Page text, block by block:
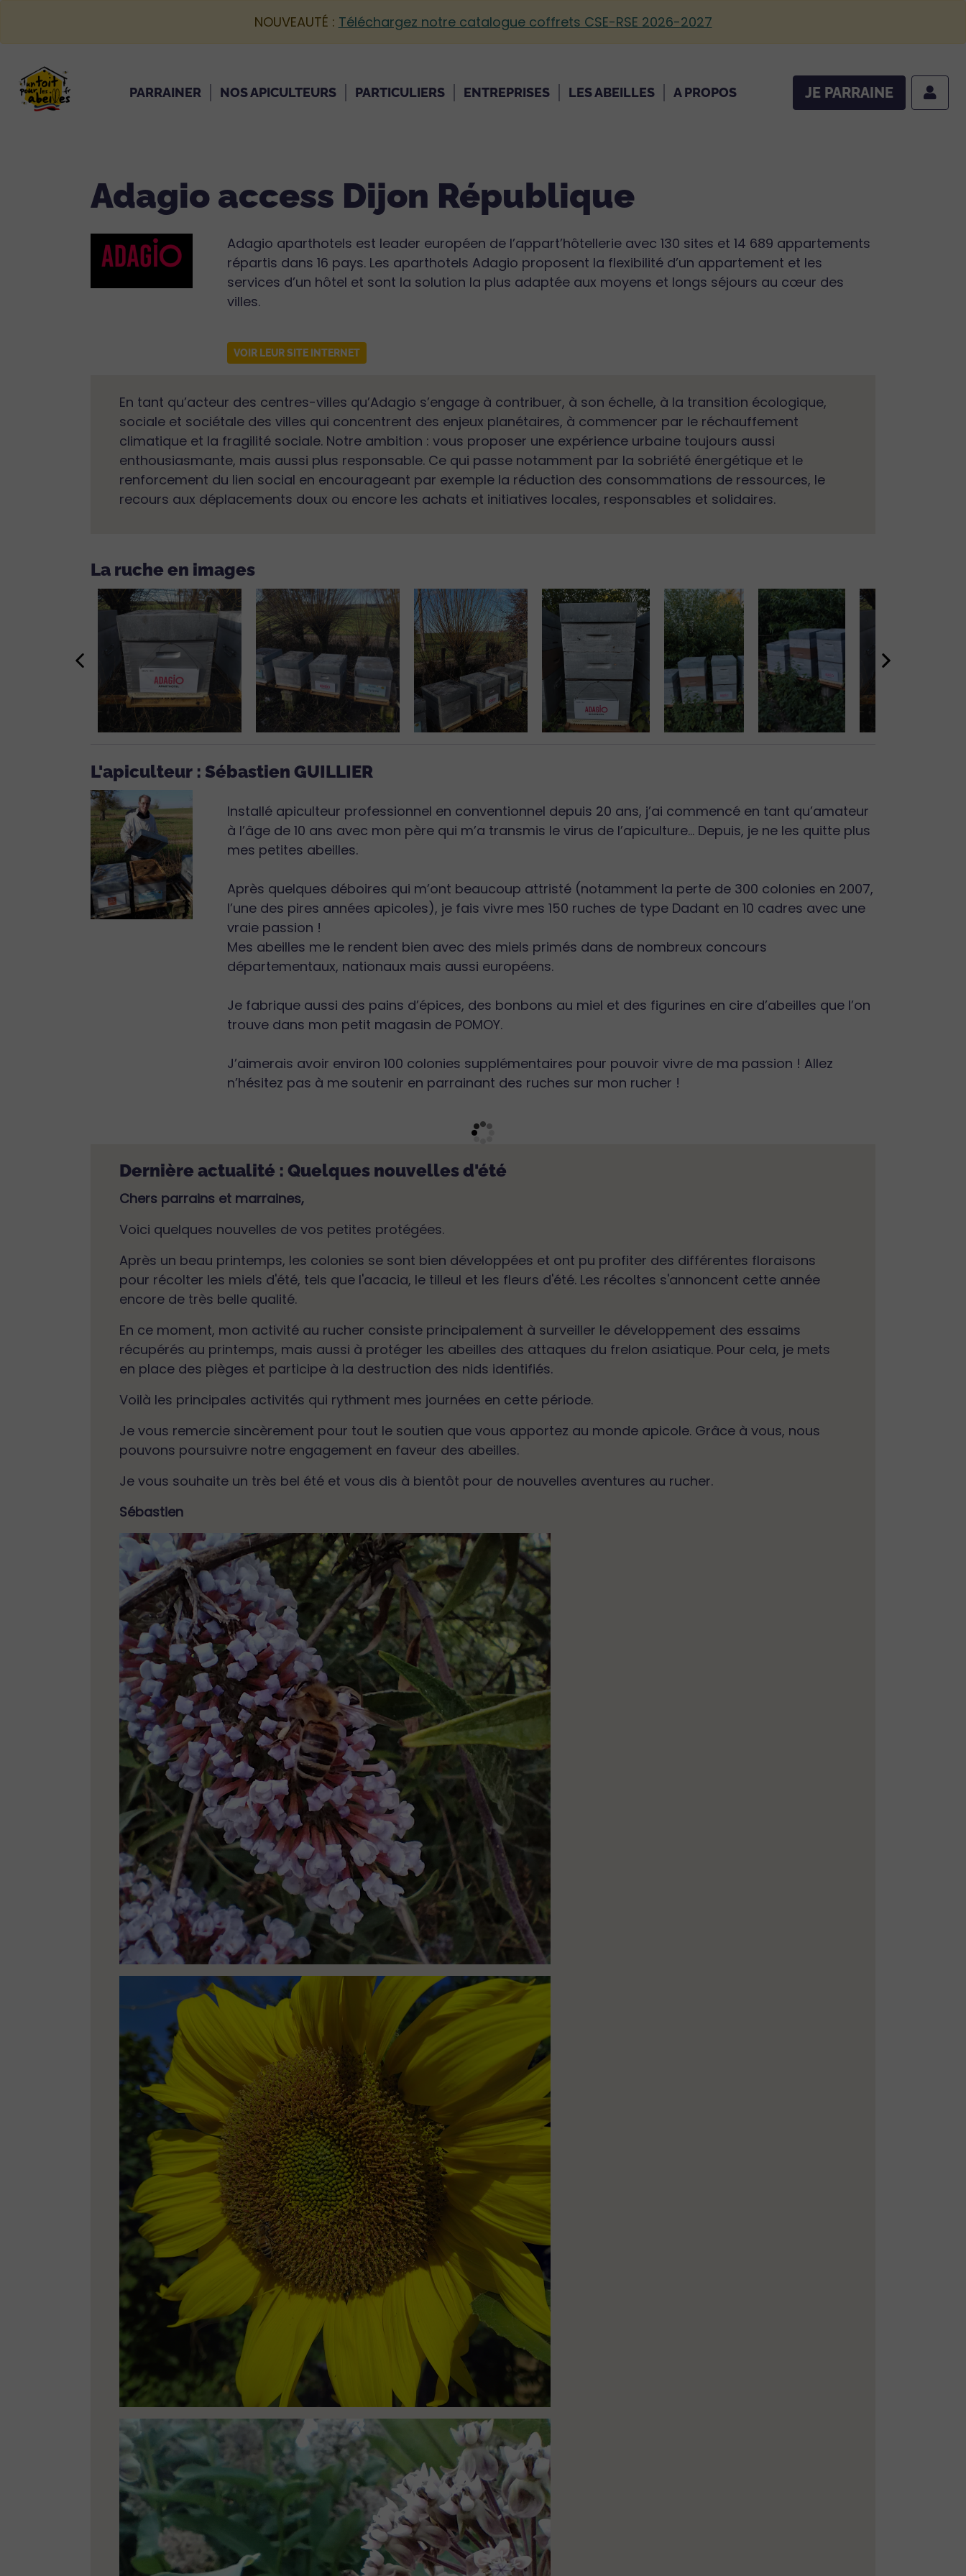
NOUVEAUTÉ : Téléchargez notre catalogue coffrets CSE-RSE 2026-2027
PARRAINER NOS APICULTEURS PARTICULIERS ENTREPRISES LES ABEILLES A PROPOS JE PARRAINE
Adagio access Dijon République
Adagio aparthotels est leader européen de l’appart’hôtellerie avec 130 sites et 14 689 appartements
répartis dans 16 pays. Les aparthotels Adagio proposent la flexibilité d’un appartement et les
services d’un hôtel et sont la solution la plus adaptée aux moyens et longs séjours au cœur des
villes.
VOIR LEUR SITE INTERNET
En tant qu’acteur des centres-villes qu’Adagio s’engage à contribuer, à son échelle, à la transition écologique,
sociale et sociétale des villes qui concentrent des enjeux planétaires, à commencer par le réchauffement
climatique et la fragilité sociale. Notre ambition : vous proposer une expérience urbaine toujours aussi
enthousiasmante, mais aussi plus responsable. Ce qui passe notamment par la sobriété énergétique et le
renforcement du lien social en encourageant par exemple la réduction des consommations de ressources, le
recours aux déplacements doux ou encore les achats et initiatives locales, responsables et solidaires.
La ruche en images
L'apiculteur : Sébastien GUILLIER
Installé apiculteur professionnel en conventionnel depuis 20 ans, j’ai commencé en tant qu’amateur
à l’âge de 10 ans avec mon père qui m’a transmis le virus de l’apiculture… Depuis, je ne les quitte plus
mes petites abeilles.
Après quelques déboires qui m’ont beaucoup attristé (notamment la perte de 300 colonies en 2007,
l’une des pires années apicoles), je fais vivre mes 150 ruches de type Dadant en 10 cadres avec une
vraie passion !
Mes abeilles me le rendent bien avec des miels primés dans de nombreux concours
départementaux, nationaux mais aussi européens.
Je fabrique aussi des pains d’épices, des bonbons au miel et des figurines en cire d’abeilles que l’on
trouve dans mon petit magasin de POMOY.
J’aimerais avoir environ 100 colonies supplémentaires pour pouvoir vivre de ma passion ! Allez
n’hésitez pas à me soutenir en parrainant des ruches sur mon rucher !
Dernière actualité : Quelques nouvelles d'été
Chers parrains et marraines,
Voici quelques nouvelles de vos petites protégées.
Après un beau printemps, les colonies se sont bien développées et ont pu profiter des différentes floraisons
pour récolter les miels d'été, tels que l'acacia, le tilleul et les fleurs d'été. Les récoltes s'annoncent cette année
encore de très belle qualité.
En ce moment, mon activité au rucher consiste principalement à surveiller le développement des essaims
récupérés au printemps, mais aussi à protéger les abeilles des attaques du frelon asiatique. Pour cela, je mets
en place des pièges et participe à la destruction des nids identifiés.
Voilà les principales activités qui rythment mes journées en cette période.
Je vous remercie sincèrement pour tout le soutien que vous apportez au monde apicole. Grâce à vous, nous
pouvons poursuivre notre engagement en faveur des abeilles.
Je vous souhaite un très bel été et vous dis à bientôt pour de nouvelles aventures au rucher.
Sébastien